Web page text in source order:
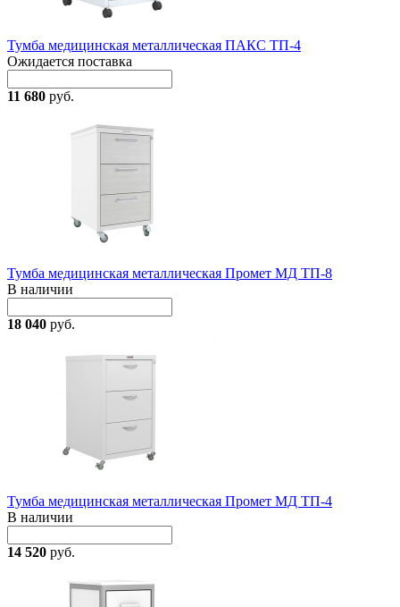
Тумба медицинская металлическая ПАКС ТП-4
Ожидается поставка
11 680 руб.
Тумба медицинская металлическая Промет МД ТП-8
В наличии
18 040 руб.
Тумба медицинская металлическая Промет МД ТП-4
В наличии
14 520 руб.